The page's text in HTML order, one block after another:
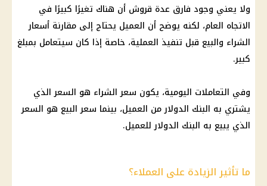
ولا يعني وجود فارق عدة قروش أن هناك تغيرًا كبيرًا في
الاتجاه العام، لكنه يوضح أن العميل يحتاج إلى مقارنة أسعار
الشراء والبيع قبل تنفيذ العملية، خاصة إذا كان سيتعامل بمبلغ
كبير.
وفي التعاملات اليومية، يكون سعر الشراء هو السعر الذي
يشتري به البنك الدولار من العميل، بينما سعر البيع هو السعر
الذي يبيع به البنك الدولار للعميل.
ما تأثير الزيادة على العملاء؟